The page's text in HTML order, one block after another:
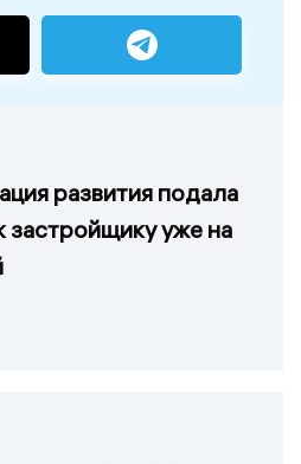
развития подала
застройщику уже на